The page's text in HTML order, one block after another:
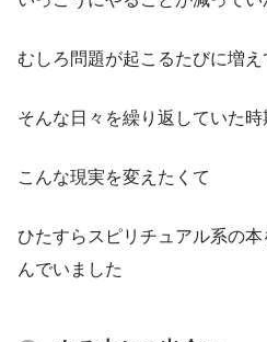
むしろ問題が起こるたびに増え
そんな日々を繰り返していた時
こんな現実を変えたくて
ひたすらスピリチュアル系の
んでいました